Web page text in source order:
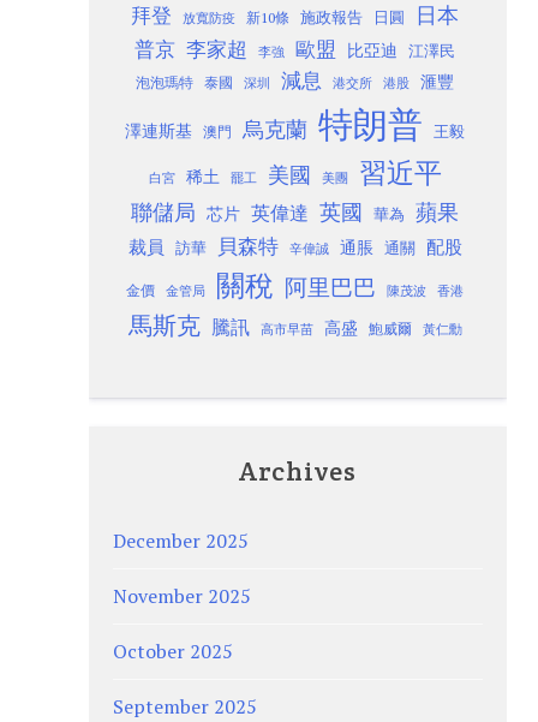
拜登 放寬防疫 新10條 施政報告 日圓 日本
普京 李家超 李強 歐盟 比亞迪 江澤民
泡泡瑪特 泰國 深圳 減息 港交所 港股 滙豐
澤連斯基 澳門 烏克蘭 特朗普 王毅
白宮 稀土 罷工 美國 美團 習近平
聯儲局 芯片 英偉達 英國 華為 蘋果
裁員 訪華 貝森特 辛偉誠 通脹 通關 配股
金價 金管局 關稅 阿里巴巴 陳茂波 香港
馬斯克 騰訊 高市早苗 高盛 鮑威爾 黃仁勳
Archives
December 2025
November 2025
October 2025
September 2025